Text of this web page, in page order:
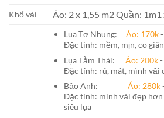
Khổ vải Áo: 2 x 1,55 m2 Quần: 1m1
Lụa Tơ Nhung: Áo: 170k-
Đặc tính: mềm, mịn, co
Lụa Tằm Thái: Áo: 200k-
Đặc tính: rủ, mát, mình vải
Bảo Anh: Áo: 280k-
Đặc tính: mình vải đẹp
siêu lụa